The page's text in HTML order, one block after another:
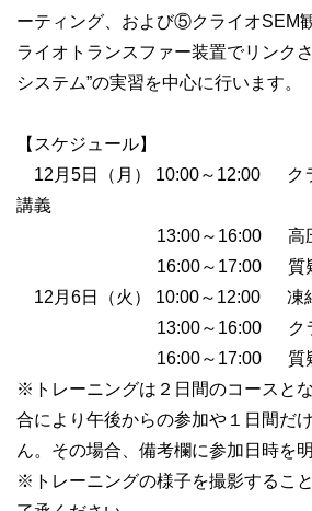
ーティング、および⑤クライオSEM
ライオトランスファー装置でリンク
システム”の実習を中心に行います。
【スケジュール】
12月5日（月） 10:00～12:00 ク
講義
13:00～16:00 高圧凍
16:00～17:00 質疑応
12月6日（火） 10:00～12:00 凍
13:00～16:00 クライ
16:00～17:00 質疑応
※トレーニングは２日間のコースと
合により午後からの参加や１日間だ
ん。その場合、備考欄に参加日時を
※トレーニングの様子を撮影するこ